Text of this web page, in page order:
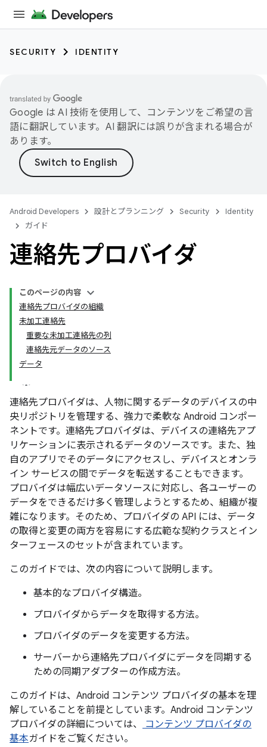
SECURITY IDENTITY
Google は AI 技術を使用して、コンテンツをご希望の言
語に翻訳しています。AI 翻訳には誤りが含まれる場合が
あります。
Android Developers 設計とプランニング Security
Identity
ガイド
連絡先プロバイダ
このページの内容
連絡先プロバイダの組織
未加工連絡先
重要な未加工連絡先の列
連絡先元データのソース
データ
連絡先プロバイダは、人物に関するデータのデバイスの中
央リポジトリを管理する、強力で柔軟な Android コンポー
ネントです。連絡先プロバイダは、デバイスの連絡先アプ
リケーションに表示されるデータのソースです。また、独
自のアプリでそのデータにアクセスし、デバイスとオンラ
イン サービスの間でデータを転送することもできます。
プロバイダは幅広いデータソースに対応し、各ユーザーの
データをできるだけ多く管理しようとするため、組織が複
雑になります。そのため、プロバイダの API には、データ
の取得と変更の両方を容易にする広範な契約クラスとイン
ターフェースのセットが含まれています。
このガイドでは、次の内容について説明します。
基本的なプロバイダ構造。
プロバイダからデータを取得する方法。
プロバイダのデータを変更する方法。
サーバーから連絡先プロバイダにデータを同期する
ための同期アダプターの作成方法。
このガイドは、Android コンテンツ プロバイダの基本を理
解していることを前提としています。Android コンテンツ
プロバイダの詳細については、
コンテンツ プロバイダの
基本ガイドをご覧ください。